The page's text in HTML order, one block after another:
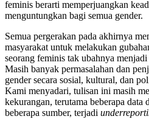
feminis berarti memperjuangkan
menguntungkan bagi semua gender.
Semua pergerakan pada akhirnya
masyarakat untuk melakukan
seorang feminis tak ubahnya
Masih banyak permasalahan dan
gender secara sosial, kultural, dan
Kami menyadari, tulisan ini masih
kekurangan, terutama beberapa
beberapa sumber, terjadi